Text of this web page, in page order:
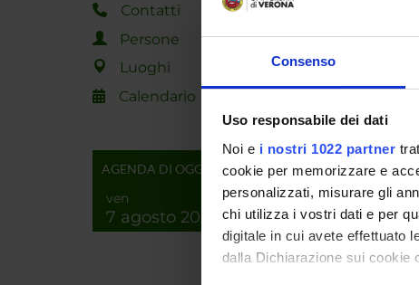
Consenso
Uso responsabile dei dati
Noi e i nostri 1022 partner
cookie per memorizzare e
personalizzati, misurare gli
chi utilizza i vostri dati e per
digitale in cui avete effettuato
dalla Dichiarazione sui cookie
Contatti
Persone
Luoghi
Calendario
AGENDA DI OGGI
ven
7 agosto 2026